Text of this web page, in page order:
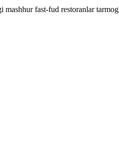
fast-fud restoranlar